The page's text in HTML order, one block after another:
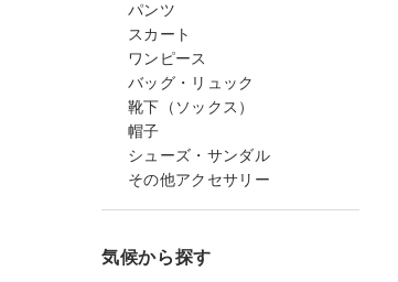
パンツ
スカート
ワンピース
バッグ・リュック
靴下（ソックス）
帽子
シューズ・サンダル
その他アクセサリー
気候から探す